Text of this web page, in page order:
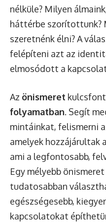
nélküle? Milyen
háttérbe szorítottunk?
szeretnénk élni? A
felépíteni azt az
elmosódott a
Az önismeret
folyamatban. Segít
mintáinkat, felismerni
amelyek hozzájárultak
ami a legfontosabb,
Egy mélyebb
tudatosabban
egészségesebb,
kapcsolatokat